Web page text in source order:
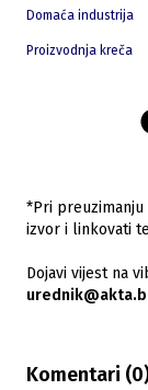
Domaća industrija
Proizvodnja kreča
*Pri
izvor i linkovati
Dojavi vijest na
Komentari (0